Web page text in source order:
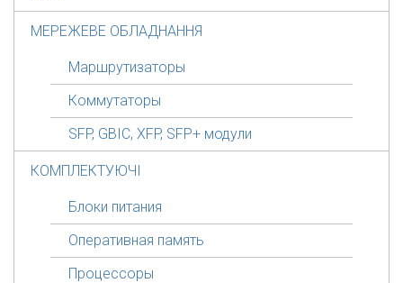
МЕРЕЖЕВЕ ОБЛАДНАННЯ
Маршрутизаторы
Коммутаторы
SFP, GBIC, XFP, SFP+ модули
КОМПЛЕКТУЮЧІ
Блоки питания
Оперативная память
Процессоры